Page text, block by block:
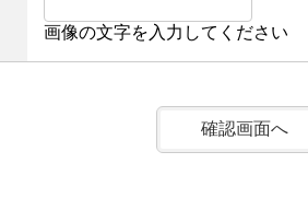
画像の文字を入力してください